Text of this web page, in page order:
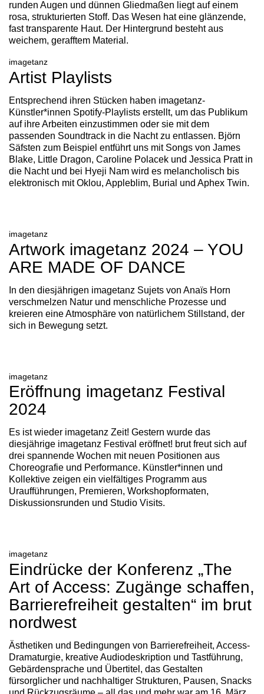
imagetanz
Artist Playlists
Entsprechend ihren Stücken haben imagetanz-
Künstler*innen Spotify-Playlists erstellt, um das Publikum
auf ihre Arbeiten einzustimmen oder sie mit dem
passenden Soundtrack in die Nacht zu entlassen. Björn
Säfsten zum Beispiel entführt uns mit Songs von James
Blake, Little Dragon, Caroline Polacek und Jessica Pratt in
die Nacht und bei Hyeji Nam wird es melancholisch bis
elektronisch mit Oklou, Appleblim, Burial und Aphex Twin.
imagetanz
Artwork imagetanz 2024 – YOU
ARE MADE OF DANCE
In den diesjährigen imagetanz Sujets von Anaïs Horn
verschmelzen Natur und menschliche Prozesse und
kreieren eine Atmosphäre von natürlichem Stillstand, der
sich in Bewegung setzt.
imagetanz
Eröffnung imagetanz Festival
2024
Es ist wieder imagetanz Zeit! Gestern wurde das
diesjährige imagetanz Festival eröffnet! brut freut sich auf
drei spannende Wochen mit neuen Positionen aus
Choreografie und Performance. Künstler*innen und
Kollektive zeigen ein vielfältiges Programm aus
Uraufführungen, Premieren, Workshopformaten,
Diskussionsrunden und Studio Visits.
imagetanz
Eindrücke der Konferenz „The
Art of Access: Zugänge schaffen,
Barrierefreiheit gestalten“ im brut
nordwest
Ästhetiken und Bedingungen von Barrierefreiheit, Access-
Dramaturgie, kreative Audiodeskription und Tastführung,
Gebärdensprache und Übertitel, das Gestalten
fürsorglicher und nachhaltiger Strukturen, Pausen, Snacks